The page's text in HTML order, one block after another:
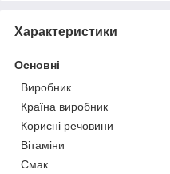
Характеристики
Основні
Виробник
Країна виробник
Корисні речовини
Вітаміни
Смак